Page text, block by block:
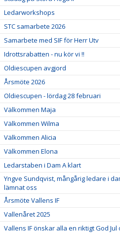
Ledarworkshops
STC samarbete 2026
Samarbete med SIF för Herr Utv
Idrottsrabatten - nu kör vi !!
Oldiescupen avgjord
Årsmöte 2026
Oldiescupen - lördag 28 februari
Välkommen Maja
Välkommen Wilma
Välkommen Alicia
Välkommen Elona
Ledarstaben i Dam A klart
Yngve Sundqvist, mångårig ledare i
lämnat oss
Årsmöte Vallens IF
Vallenåret 2025
Vallens IF önskar alla en riktigt God Jul